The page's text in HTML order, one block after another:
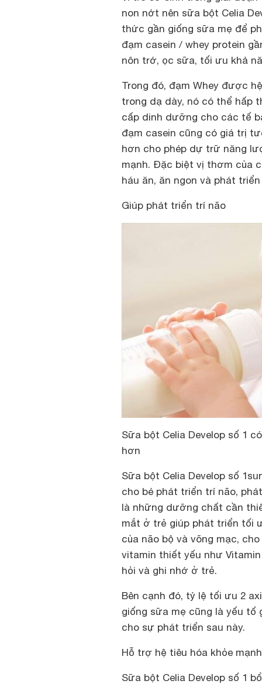
non nớt nên sữa bột Celia
thức gần giống sữa mẹ để
đạm casein / whey protein
nôn trớ, ọc sữa, tối ưu khả
Trong đó, đạm Whey được
trong dạ dày, nó có thể hấp
cấp dinh dưỡng cho các tế
đạm casein cũng có giá trị
hơn cho phép dự trữ năng
mạnh. Đặc biệt vị thơm của
háu ăn, ăn ngon và phát
Giúp phát triển trí não
Sữa bột Celia Develop số 1
hơn
Sữa bột Celia Develop số
cho bé phát triển trí não,
là những dưỡng chất cần
mắt ở trẻ giúp phát triển tối
của não bộ và võng mạc,
vitamin thiết yếu như
hỏi và ghi nhớ ở trẻ.
Bên cạnh đó, tỷ lệ tối ưu 2
giống sữa mẹ cũng là yếu tố
cho sự phát triển sau này.
Hỗ trợ hệ tiêu hóa khỏe mạnh
Sữa bột Celia Develop số 1